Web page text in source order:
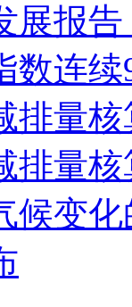
展报
数连
排量
排量
候变